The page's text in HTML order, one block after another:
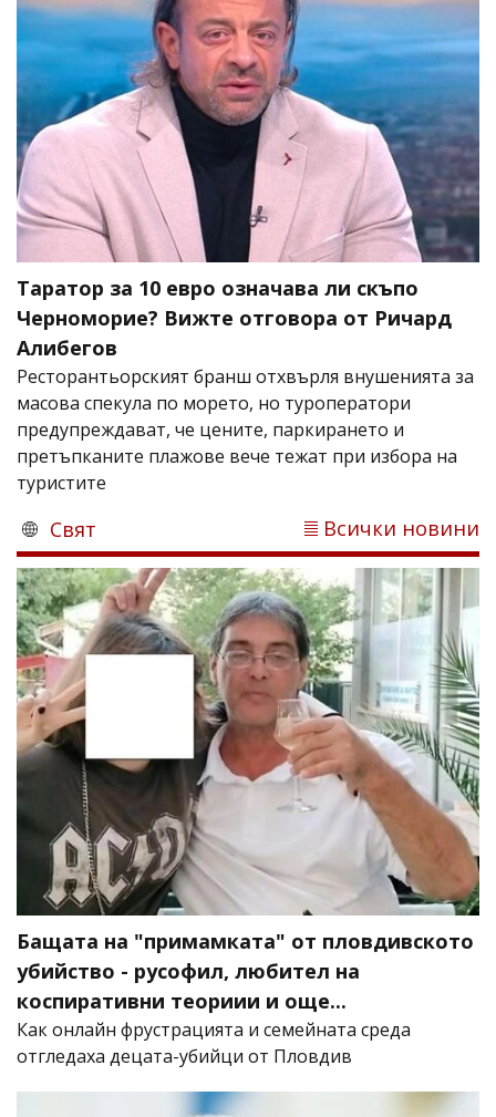
Таратор за 10 евро означава ли скъпо
Черноморие? Вижте отговора от Ричард
Алибегов
Ресторантьорският бранш отхвърля внушенията за
масова спекула по морето, но туроператори
предупреждават, че цените, паркирането и
претъпканите плажове вече тежат при избора на
туристите
Свят Всички новини
Бащата на "примамката" от пловдивското
убийство - русофил, любител на
коспиративни теориии и още...
Как онлайн фрустрацията и семейната среда
отгледаха децата-убийци от Пловдив